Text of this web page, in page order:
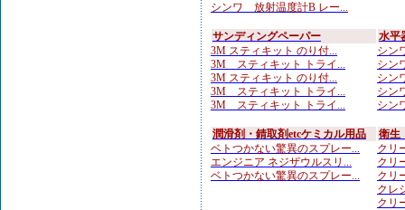
シンワ 放射温度計B レー...
サンディングペーパー
3M スティキット のり付...
3M スティキット トライ...
3M スティキット のり付...
3M スティキット トライ...
3M スティキット トライ...
水平
シン
シン
シン
シン
シン
潤滑剤・錆取剤etcケミカル用品
ベトつかない驚異のスプレー...
エンジニア ネジザウルスリ...
ベトつかない驚異のスプレー...
衛生
クリ
クリ
クリ
クレ
クリ